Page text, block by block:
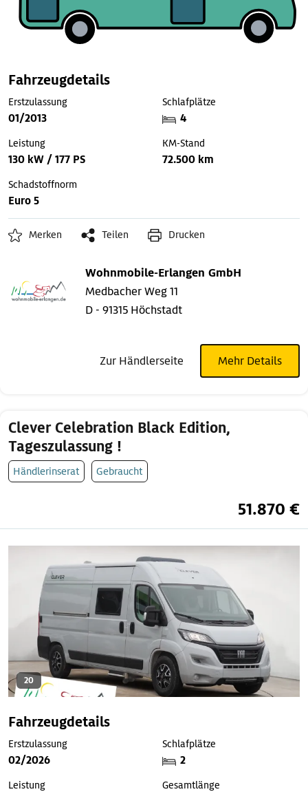
Fahrzeugdetails
Erstzulassung
01/2013
Schlafplätze
4
Leistung
130 kW / 177 PS
KM-Stand
72.500 km
Schadstoffnorm
Euro 5
Merken Teilen Drucken
Wohnmobile-Erlangen GmbH
Medbacher Weg 11
D - 91315 Höchstadt
Zur Händlerseite Mehr Details
Clever Celebration Black Edition,
Tageszulassung !
Händlerinserat Gebraucht
51.870 €
20
Fahrzeugdetails
Erstzulassung
02/2026
Schlafplätze
2
Leistung Gesamtlänge